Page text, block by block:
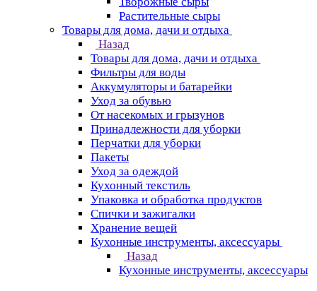
Растительные сыры
Товары для дома, дачи и отдыха
Назад
Товары для дома, дачи и отдыха
Фильтры для воды
Аккумуляторы и батарейки
Уход за обувью
От насекомых и грызунов
Принадлежности для уборки
Перчатки для уборки
Пакеты
Уход за одеждой
Кухонный текстиль
Упаковка и обработка продуктов
Спички и зажигалки
Хранение вещей
Кухонные инструменты, аксессуары
Назад
Кухонные инструменты, аксессуары